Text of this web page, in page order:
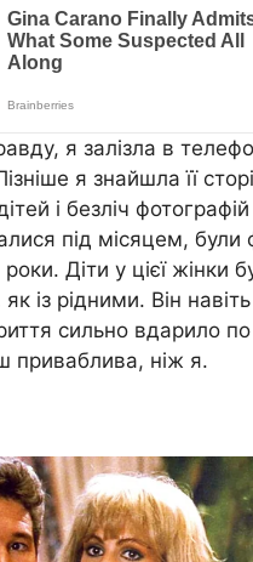
я залізла в
я знайшла її
і безліч
під місяцем, були
Діти у цієї жінки
із рідними. Він
сильно вдарило
приваблива, ніж я.